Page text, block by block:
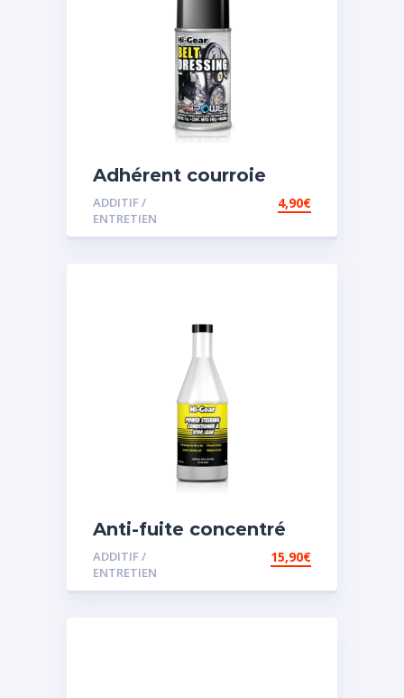
Adhérent courroie
ADDITIF /
ENTRETIEN
4,90€
Anti-fuite concentré
pour direction
assistée
ADDITIF /
ENTRETIEN
15,90€